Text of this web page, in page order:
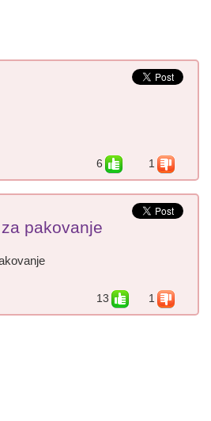
6
1
pakovanje
13
1